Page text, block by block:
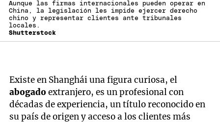
Aunque las firmas internacionales pueden operar en
China, la legislación les impide ejercer derecho
chino y representar clientes ante tribunales
locales.
Shutterstock
Existe en Shanghái una figura curiosa, el
abogadoextranjero, es un profesional con
décadas de experiencia, un título reconocido en
su país de origen y acceso a los clientes más